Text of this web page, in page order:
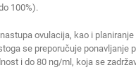
100%).
ovulacija, kao i
se preporučuje ponavljanje
i do 80 ng/ml, koja se